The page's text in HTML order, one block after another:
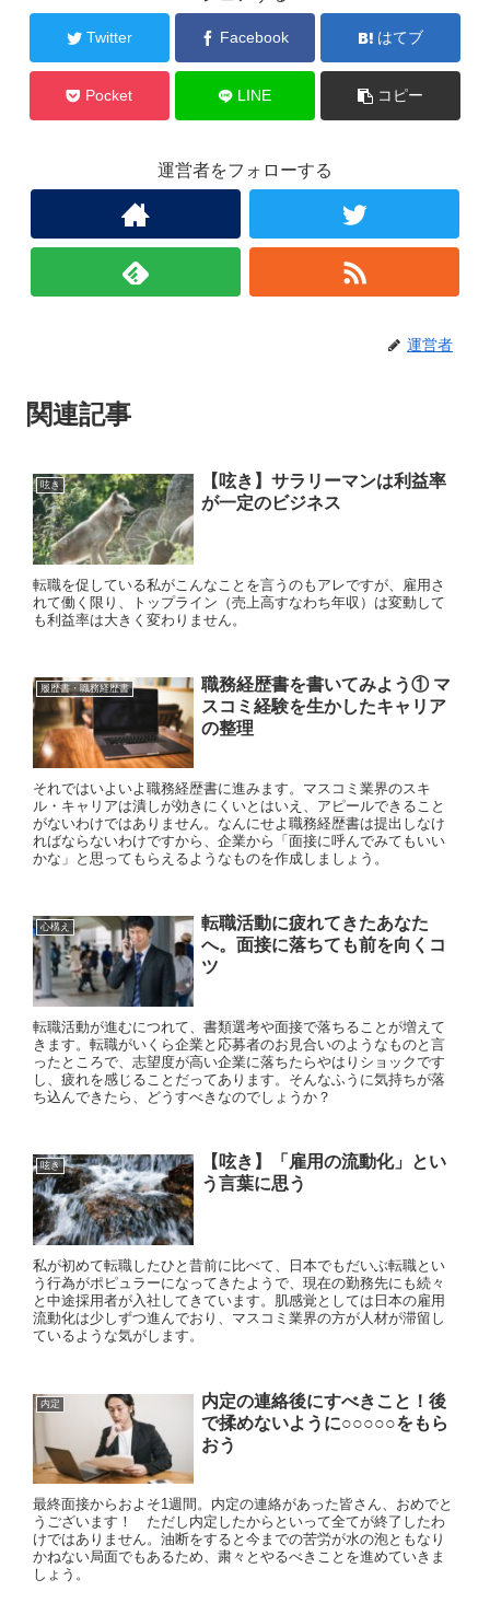
Twitter Facebook はてブ
Pocket LINE コピー
運営者をフォローする
運営者
関連記事
呟き
【呟き】サラリーマンは利益率
が一定のビジネス
転職を促している私がこんなことを言うのもアレですが、雇用さ
れて働く限り、トップライン（売上高すなわち年収）は変動して
も利益率は大きく変わりません。
履歴書・職務経歴書
職務経歴書を書いてみよう① マ
スコミ経験を生かしたキャリア
の整理
それではいよいよ職務経歴書に進みます。マスコミ業界のスキ
ル・キャリアは潰しが効きにくいとはいえ、アピールできること
がないわけではありません。なんにせよ職務経歴書は提出しなけ
ればならないわけですから、企業から「面接に呼んでみてもいい
かな」と思ってもらえるようなものを作成しましょう。
心構え
転職活動に疲れてきたあなた
へ。面接に落ちても前を向くコ
ツ
転職活動が進むにつれて、書類選考や面接で落ちることが増えて
きます。転職がいくら企業と応募者のお見合いのようなものと言
ったところで、志望度が高い企業に落ちたらやはりショックです
し、疲れを感じることだってあります。そんなふうに気持ちが落
ち込んできたら、どうすべきなのでしょうか？
呟き
【呟き】「雇用の流動化」とい
う言葉に思う
私が初めて転職したひと昔前に比べて、日本でもだいぶ転職とい
う行為がポピュラーになってきたようで、現在の勤務先にも続々
と中途採用者が入社してきています。肌感覚としては日本の雇用
流動化は少しずつ進んでおり、マスコミ業界の方が人材が滞留し
ているような気がします。
内定
内定の連絡後にすべきこと！後
で揉めないように○○○○○をもら
おう
最終面接からおよそ1週間。内定の連絡があった皆さん、おめでと
うございます！ ただし内定したからといって全てが終了したわ
けではありません。油断をすると今までの苦労が水の泡ともなり
かねない局面でもあるため、粛々とやるべきことを進めていきま
しょう。